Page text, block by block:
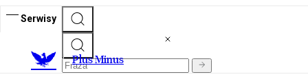
Serwisy
Plus Minus